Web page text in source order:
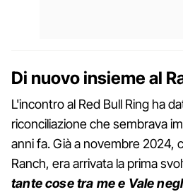
Di nuovo insieme al
L'incontro al Red Bull Ring ha
riconciliazione che sembrava
anni fa. Già a novembre 2024,
Ranch, era arrivata la prima
tante cose tra me e Vale